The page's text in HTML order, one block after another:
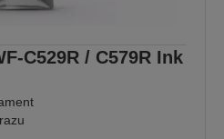
C529R / C579R Ink